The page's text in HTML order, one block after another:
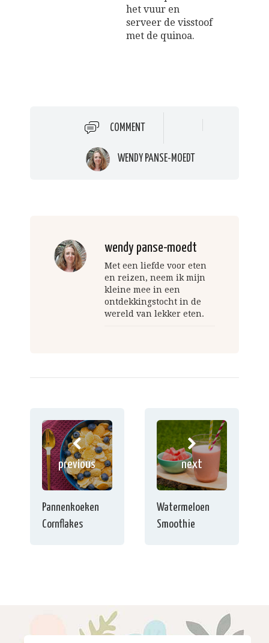
het vuur en
serveer de visstoof
met de quinoa.
COMMENT
WENDY PANSE-MOEDT
wendy panse-moedt
Met een liefde voor eten
en reizen, neem ik mijn
kleine mee in een
ontdekkingstocht in de
wereld van lekker eten.
previous
Pannenkoeken
Cornflakes
next
Watermeloen
Smoothie